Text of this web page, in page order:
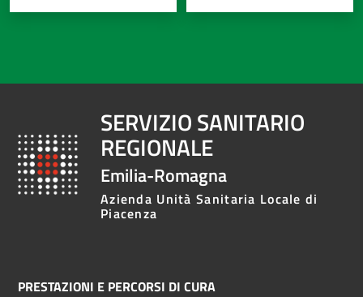
SERVIZIO SANITARIO
REGIONALE
Emilia-Romagna
Azienda Unità Sanitaria Locale di
Piacenza
PRESTAZIONI E PERCORSI DI CURA